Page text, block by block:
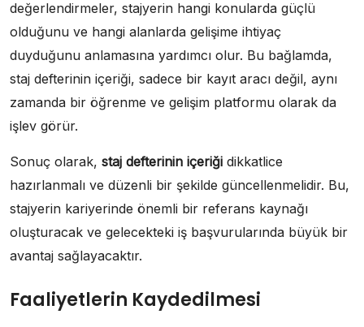
değerlendirmeler, stajyerin hangi konularda güçlü
olduğunu ve hangi alanlarda gelişime ihtiyaç
duyduğunu anlamasına yardımcı olur. Bu bağlamda,
staj defterinin içeriği, sadece bir kayıt aracı değil, aynı
zamanda bir öğrenme ve gelişim platformu olarak da
işlev görür.
Sonuç olarak, staj defterinin içeriği dikkatlice
hazırlanmalı ve düzenli bir şekilde güncellenmelidir. Bu,
stajyerin kariyerinde önemli bir referans kaynağı
oluşturacak ve gelecekteki iş başvurularında büyük bir
avantaj sağlayacaktır.
Faaliyetlerin Kaydedilmesi